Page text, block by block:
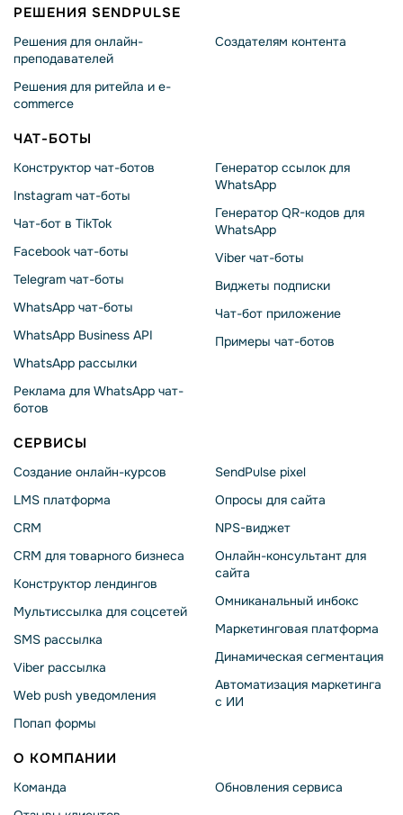
РЕШЕНИЯ SENDPULSE
Решения для онлайн-
преподавателей
Решения для ритейла и e-
commerce
Создателям контента
ЧАТ-БОТЫ
Конструктор чат-ботов
Instagram чат-боты
Чат-бот в TikTok
Facebook чат-боты
Telegram чат-боты
WhatsApp чат-боты
WhatsApp Business API
WhatsApp рассылки
Реклама для WhatsApp чат-
ботов
Генератор ссылок для
WhatsApp
Генератор QR-кодов для
WhatsApp
Viber чат-боты
Виджеты подписки
Чат-бот приложение
Примеры чат-ботов
СЕРВИСЫ
Создание онлайн-курсов
LMS платформа
CRM
CRM для товарного бизнеса
Конструктор лендингов
Мультиссылка для соцсетей
SMS рассылка
Viber рассылка
Web push уведомления
Попап формы
SendPulse pixel
Опросы для сайта
NPS-виджет
Онлайн-консультант для
сайта
Омниканальный инбокс
Маркетинговая платформа
Динамическая сегментация
Автоматизация маркетинга
с ИИ
О КОМПАНИИ
Команда
Обновления сервиса